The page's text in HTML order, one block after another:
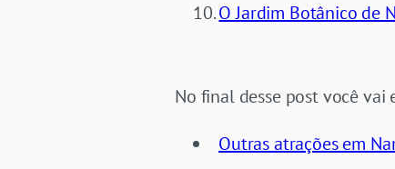
O Jardim Botânico de
No final desse post você vai
Outras atrações em